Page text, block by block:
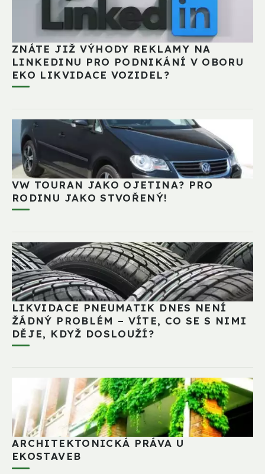
ZNÁTE JIŽ VÝHODY REKLAMY NA
LINKEDINU PRO PODNIKÁNÍ V OBORU
EKO LIKVIDACE VOZIDEL?
VW TOURAN JAKO OJETINA? PRO
RODINU JAKO STVOŘENÝ!
LIKVIDACE PNEUMATIK DNES NENÍ
ŽÁDNÝ PROBLÉM – VÍTE, CO SE S NIMI
DĚJE, KDYŽ DOSLOUŽÍ?
ARCHITEKTONICKÁ PRÁVA U
EKOSTAVEB